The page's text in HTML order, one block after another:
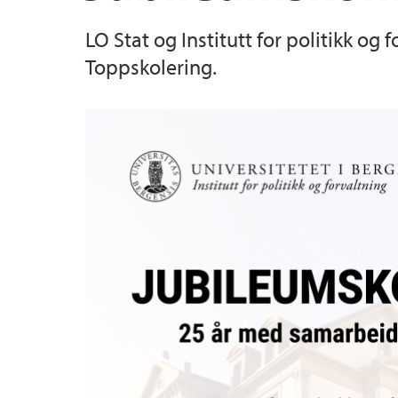
Utveksling
Centre on Law and Social Transformation
LO Stat og Institutt for politikk og
Toppskolering.